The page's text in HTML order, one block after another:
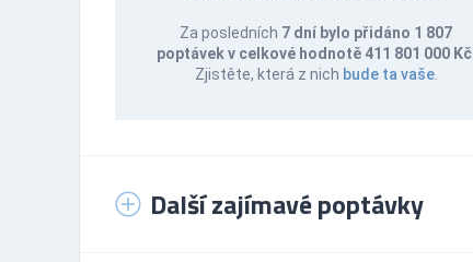
Za posledních 7 dní bylo přidáno 1 807
poptávek v celkové hodnotě 411 801 000 Kč
Zjistěte, která z nich bude ta vaše.
Další zajímavé poptávky